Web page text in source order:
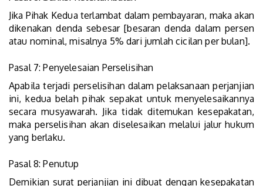
Jika Pihak Kedua terlambat dalam pembayaran, maka akan
dikenakan denda sebesar [besaran denda dalam persen
atau nominal, misalnya 5% dari jumlah cicilan per bulan].
Pasal 7: Penyelesaian Perselisihan
Apabila terjadi perselisihan dalam pelaksanaan perjanjian
ini, kedua belah pihak sepakat untuk menyelesaikannya
secara musyawarah. Jika tidak ditemukan kesepakatan,
maka perselisihan akan diselesaikan melalui jalur hukum
yang berlaku.
Pasal 8: Penutup
Demikian surat perjanjian ini dibuat dengan kesepakatan